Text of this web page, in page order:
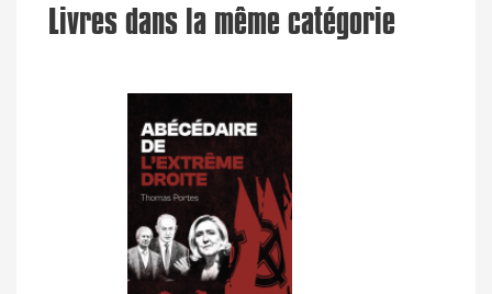
Livres dans la même catégorie